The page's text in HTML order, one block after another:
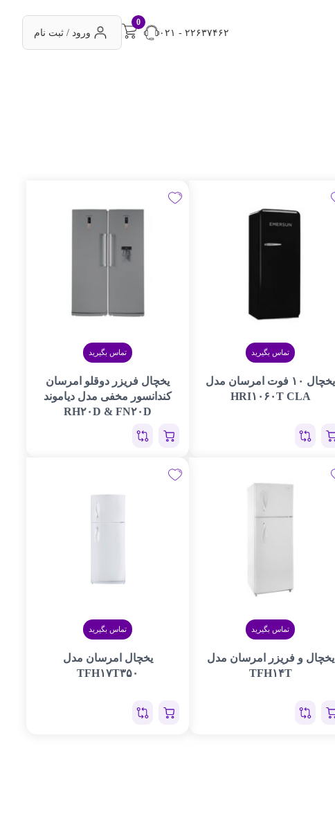
۰۲۱ - ۲۲۶۳۷۴۶۲
0
ورود / ثبت نام
تماس بگیرید
یخچال ۱۰ فوت امرسان مدل
HRI۱۰۶۰T CLA
تماس بگیرید
یخچال فریزر دوقلو امرسان
کندانسور مخفی مدل دیاموند
RH۲۰D & FN۲۰D
تماس بگیرید
یخچال و فریزر امرسان مدل
TFH۱۴T
تماس بگیرید
یخچال امرسان مدل
TFH۱۷T۳۵۰